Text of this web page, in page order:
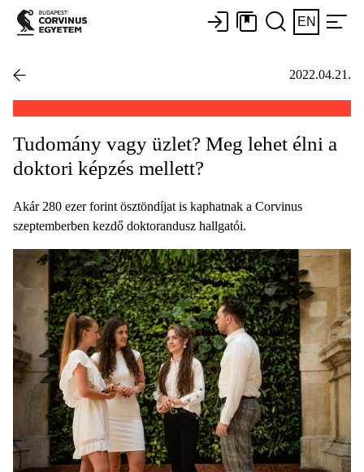
EN
2022.04.21.
Tudomány vagy üzlet? Meg lehet élni a
doktori képzés mellett?
Akár 280 ezer forint ösztöndíjat is kaphatnak a Corvinus
szeptemberben kezdő doktorandusz hallgatói.